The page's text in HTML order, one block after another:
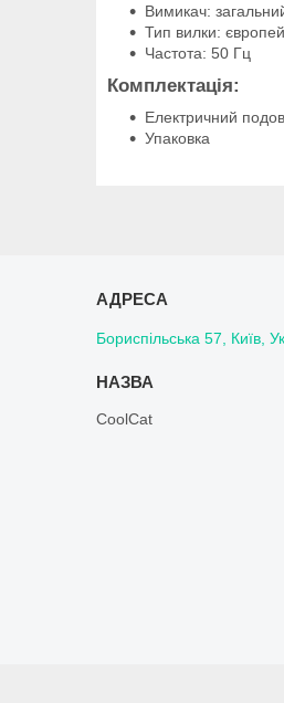
Вимикач:
Тип вилки:
Частота: 50 Гц
Комплектація:
Електричний
Упаковка
Бориспільська 57, Київ,
CoolCat